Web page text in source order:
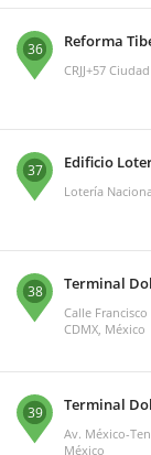
36 Reforma
CRJJ+57
37 Edificio
Lotería
38 Terminal
Calle
CDMX, México
39 Terminal
Av. México-
México